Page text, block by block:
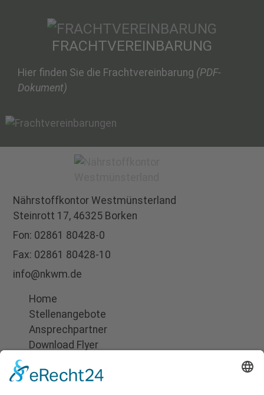
FRACHTVEREINBARUNG
Hier finden Sie die Frachtvereinbarung (PDF-
Dokument)
NährstoffkontorWestmünsterland
Steinrott 17, 46325 Borken
Fon: 02861 80428-0
Fax: 02861 80428-10
info@nkwm.de
Home
Stellenangebote
Ansprechpartner
Download Flyer
Impressum